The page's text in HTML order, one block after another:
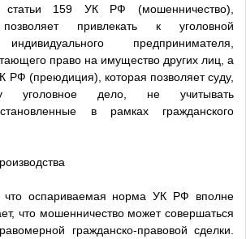
статьи 159 УК РФ (мошенничество),
привлекать к уголовной
индивидуального предпринимателя,
право на имущество других лиц, а
РФ (преюдиция), которая позволяет суду,
уголовное дело, не учитывать
в рамках гражданского
оспариваемая норма УК РФ вполне
что мошенничество может совершаться
гражданско-правовой сделки.